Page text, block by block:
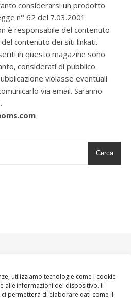
utilizziamo tecnologie come i cookie
alle informazioni del dispositivo. Il
permetterà di elaborare dati come il
considerarsi un prodotto
n° 62 del 7.03.2001.
è responsabile del contenuto
contenuto dei siti linkati.
in questo magazine sono
considerati di pubblico
violasse eventuali
via email. Saranno
Cerca